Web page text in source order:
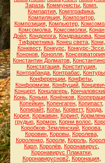
Зараза Коммунисты Комп
Компартия Компграфика
Компиляция, Композитор,
Композиция, Компьютер,
Комсомолка Комсомолки Конан
Дойл Кондопога Кондрашова
Тифаретника, Конец света, Кони,
Конквест, Конкурс Конкурс-Эссе
Кононов Конопля Консерватория
Константин Долматов
Констатация, Конституция,
Контрабанда Контрабас Контуры
Конференции Конфеты
Конформизм
Конфуций Концевич
Концерт, Концлагерь
Конь, Коньки, Конёнков,
Копейкин Копенгаген Копипаст,
Копирайт, Копы Корветт, Корда
Корея, Коржавин, Коринт,
грудью Кормон Корни волос
Коробков-Землянский Корова
Коровин, Коровы, Королева,
Короленко, Короли, Король,
Карл, Королёв, Коронавирус
Коронавирус Плакатки,
Коронавируснов2, Коронация,